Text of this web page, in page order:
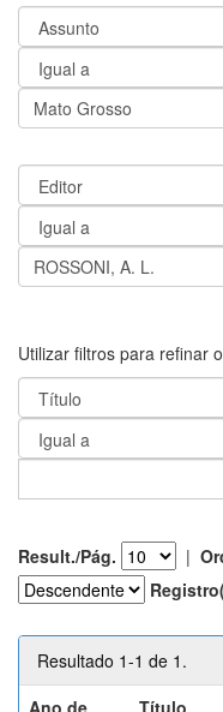
Utilizar filtros para refinar
Result./Pág. |
Resultado 1-1 de 1.
Ano de
Título